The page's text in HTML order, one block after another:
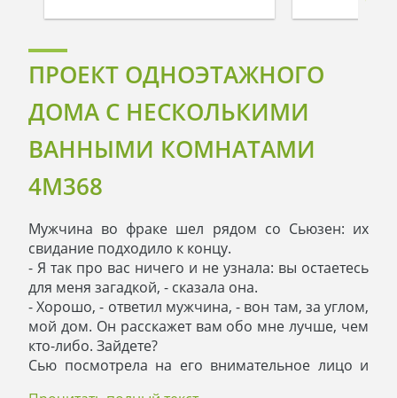
ПРОЕКТ ОДНОЭТАЖНОГО
ДОМА С НЕСКОЛЬКИМИ
ВАННЫМИ КОМНАТАМИ
4M368
Мужчина во фраке шел рядом со Сьюзен: их
свидание подходило к концу.
- Я так про вас ничего и не узнала: вы остаетесь
для меня загадкой, - сказала она.
- Хорошо, - ответил мужчина, - вон там, за углом,
мой дом. Он расскажет вам обо мне лучше, чем
кто-либо. Зайдете?
Сью посмотрела на его внимательное лицо и